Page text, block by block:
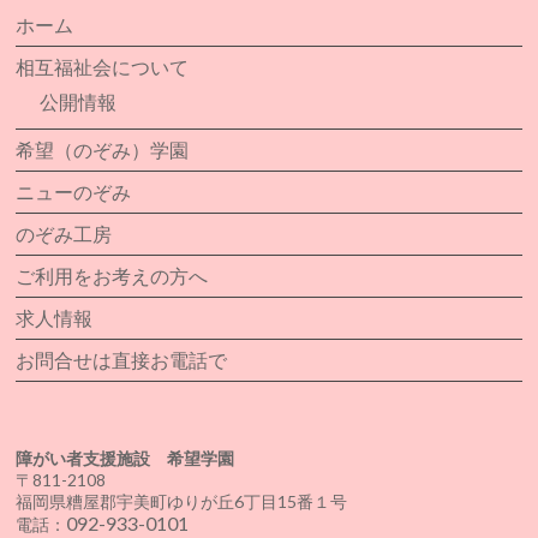
ホーム
相互福祉会について
公開情報
希望（のぞみ）学園
ニューのぞみ
のぞみ工房
ご利用をお考えの方へ
求人情報
お問合せは直接お電話で
障がい者支援施設 希望学園
〒811-2108
福岡県糟屋郡宇美町ゆりが丘6丁目15番１号
電話： 092-933-0101